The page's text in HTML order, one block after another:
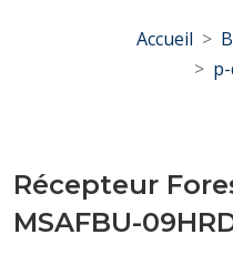
Accueil
Récepteur
MSAFBU-